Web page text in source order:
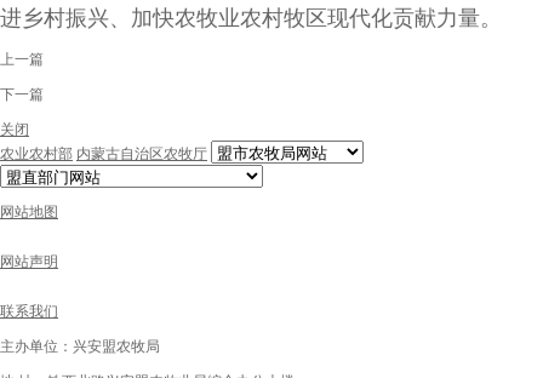
进乡村振兴、加快农牧业农村牧区现代化贡献力量。
上一篇
下一篇
关闭
农业农村部 内蒙古自治区农牧厅
网站地图
网站声明
联系我们
主办单位：兴安盟农牧局